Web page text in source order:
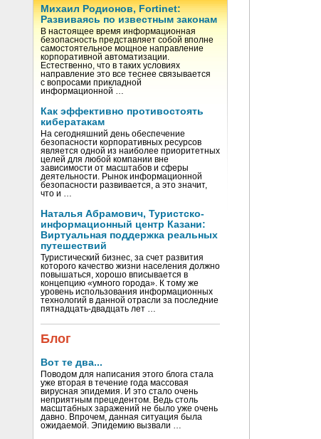
Михаил Родионов, Fortinet:
Развиваясь по известным законам
В настоящее время информационная
безопасность представляет собой вполне
самостоятельное мощное направление
корпоративной автоматизации.
Естественно, что в таких условиях
направление это все теснее связывается
с вопросами прикладной
информационной …
Как эффективно противостоять
кибератакам
На сегодняшний день обеспечение
безопасности корпоративных ресурсов
является одной из наиболее приоритетных
целей для любой компании вне
зависимости от масштабов и сферы
деятельности. Рынок информационной
безопасности развивается, а это значит,
что и …
Наталья Абрамович, Туристско-
информационный центр Казани:
Виртуальная поддержка реальных
путешествий
Туристический бизнес, за счет развития
которого качество жизни населения должно
повышаться, хорошо вписывается в
концепцию «умного города». К тому же
уровень использования информационных
технологий в данной отрасли за последние
пятнадцать-двадцать лет …
Блог
Вот те два...
Поводом для написания этого блога стала
уже вторая в течение года массовая
вирусная эпидемия. И это стало очень
неприятным прецедентом. Ведь столь
масштабных заражений не было уже очень
давно. Впрочем, данная ситуация была
ожидаемой. Эпидемию вызвали …